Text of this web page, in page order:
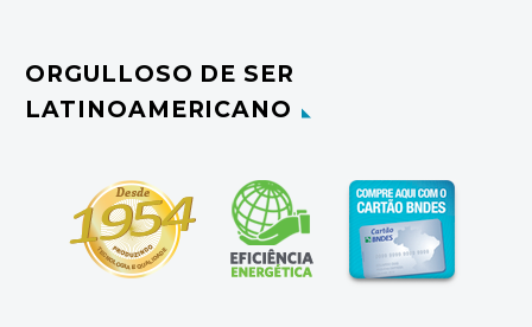
ORGULLOSO DE SER
LATINOAMERICANO